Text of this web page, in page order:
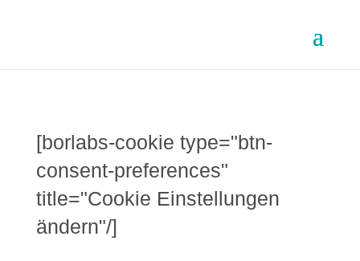
[borlabs-cookie type="btn-
consent-preferences"
title="Cookie Einstellungen
ändern"/]